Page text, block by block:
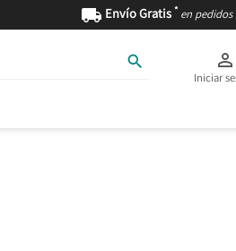
 Envío Gratis * en pedidos
 
Iniciar